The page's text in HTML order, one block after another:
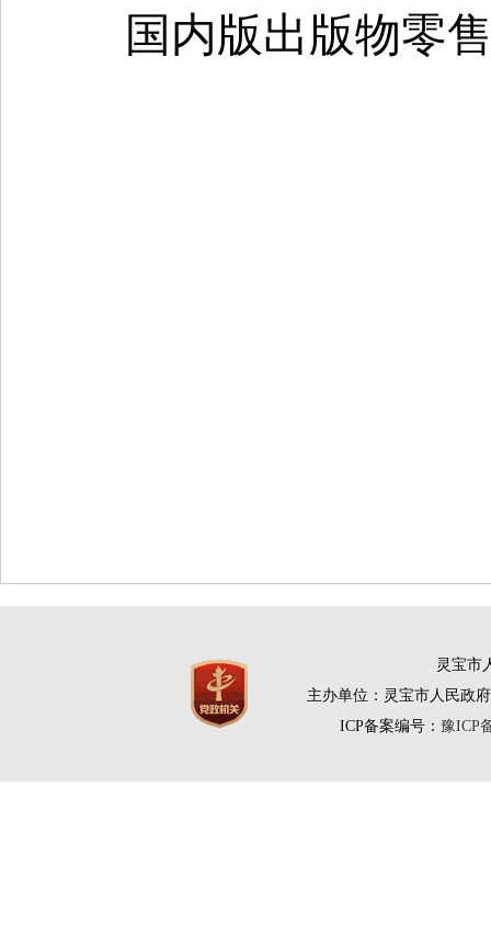
国内版出版物零
灵宝市
主办单位：灵宝市人民政
ICP备案编号： 豫ICP